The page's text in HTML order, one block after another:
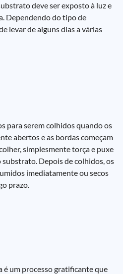
deve ser exposto à luz e
Dependendo do tipo de
levar de alguns dias a várias
para serem colhidos quando os
abertos e as bordas começam
simplesmente torça e puxe
Depois de colhidos, os
imediatamente ou secos
prazo.
é um processo gratificante que